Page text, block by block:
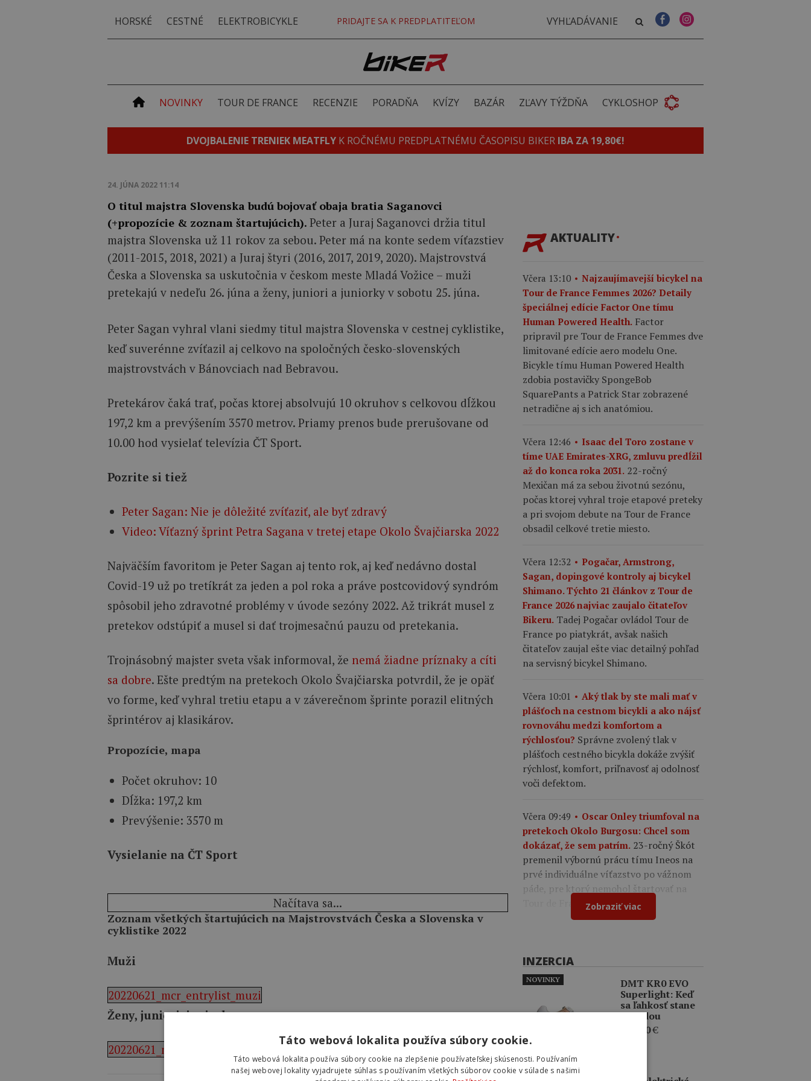
HORSKÉ CESTNÉ ELEKTROBICYKLE PRIDAJTE SA K PREDPLATITEĽOM
NOVINKY TOUR DE FRANCE RECENZIE PORADŇA KVÍZY BAZÁR ZĽAVY TÝŽDŇA CYKLOSHOP
DVOJBALENIE TRENIEK MEATFLY K ROČNÉMU PREDPLATNÉMU ČASOPISU BIKER IBA ZA 19,80€!
24. JÚNA 2022 11:14
O titul majstra Slovenska budú bojovať obaja bratia Saganovci
(+propozície & zoznam štartujúcich). Peter a Juraj Saganovci držia titul
majstra Slovenska už 11 rokov za sebou. Peter má na konte sedem víťazstiev
(2011-2015, 2018, 2021) a Juraj štyri (2016, 2017, 2019, 2020). Majstrovstvá
Česka a Slovenska sa uskutočnia v českom meste Mladá Vožice – muži
pretekajú v nedeľu 26. júna a ženy, juniori a juniorky v sobotu 25. júna.
Peter Sagan vyhral vlani siedmy titul majstra Slovenska v cestnej cyklistike,
keď suverénne zvíťazil aj celkovo na spoločných česko-slovenských
majstrovstvách v Bánovciach nad Bebravou.
Pretekárov čaká trať, počas ktorej absolvujú 10 okruhov s celkovou dĺžkou
197,2 km a prevýšením 3570 metrov. Priamy prenos bude prerušovane od
10.00 hod vysielať televízia ČT Sport.
Pozrite si tiež
Peter Sagan: Nie je dôležité zvíťaziť, ale byť zdravý
Video: Víťazný šprint Petra Sagana v tretej etape Okolo Švajčiarska 2022
Najväčším favoritom je Peter Sagan aj tento rok, aj keď nedávno dostal
Covid-19 už po tretíkrát za jeden a pol roka a práve postcovidový syndróm
spôsobil jeho zdravotné problémy v úvode sezóny 2022. Až trikrát musel z
pretekov odstúpiť a musel si dať trojmesačnú pauzu od pretekania.
Trojnásobný majster sveta však informoval, že nemá žiadne príznaky a cíti
sa dobre. Ešte predtým na pretekoch Okolo Švajčiarska potvrdil, že je opäť
vo forme, keď vyhral tretiu etapu a v záverečnom šprinte porazil elitných
šprintérov aj klasikárov.
Propozície, mapa
Počet okruhov: 10
Dĺžka: 197,2 km
Prevýšenie: 3570 m
Vysielanie na ČT Sport
Načítava sa...
Zoznam všetkých štartujúcich na Majstrovstvách Česka a Slovenska v
cyklistike 2022
Muži
20220621_mcr_entrylist_muzi
Ženy, juniori, juniorky
20220621_mcr_entrylist_sobota
AKTUALITY
Včera 13:10
Najzaujímavejší bicykel na
Tour de France Femmes 2026? Detaily
špeciálnej edície Factor One tímu
Human Powered Health. Factor
pripravil pre Tour de France Femmes dve
limitované edície aero modelu One.
Bicykle tímu Human Powered Health
zdobia postavičky SpongeBob
SquarePants a Patrick Star zobrazené
netradične aj s ich anatómiou.
Včera 12:46
Isaac del Toro zostane v
tíme UAE Emirates-XRG, zmluvu predĺžil
až do konca roka 2031. 22-ročný
Mexičan má za sebou životnú sezónu,
počas ktorej vyhral troje etapové preteky
a pri svojom debute na Tour de France
obsadil celkové tretie miesto.
Včera 12:32
Pogačar, Armstrong,
Sagan, dopingové kontroly aj bicykel
Shimano. Týchto 21 článkov z Tour de
France 2026 najviac zaujalo čitateľov
Bikeru. Tadej Pogačar ovládol Tour de
France po piatykrát, avšak našich
čitateľov zaujal ešte viac detailný pohľad
na servisný bicykel Shimano.
Včera 10:01
Aký tlak by ste mali mať v
plášťoch na cestnom bicykli a ako nájsť
rovnováhu medzi komfortom a
rýchlosťou? Správne zvolený tlak v
plášťoch cestného bicykla dokáže zvýšiť
rýchlosť, komfort, priľnavosť aj odolnosť
voči defektom.
Včera 09:49
Oscar Onley triumfoval na
pretekoch Okolo Burgosu: Chcel som
dokázať, že sem patrím. 23-ročný Škót
premenil výbornú prácu tímu Ineos na
prvé individuálne víťazstvo po vážnom
páde, pre ktorý nemohol štartovať na
Tour de France.Zobraziť viac
INZERCIA
DMT KR0 EVO
Superlight: Keď
sa ľahkosť stane
výhodou
409,00€
NOVINKY
Táto webová lokalita používa súbory cookie.
Táto webová lokalita používa súbory cookie na zlepšenie používateľskej skúsenosti. Používaním
našej webovej lokality vyjadrujete súhlas s používaním všetkých súborov cookie v súlade s našimi